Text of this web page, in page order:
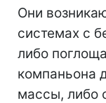
Они
системах с
либо
компаньона
массы, либо